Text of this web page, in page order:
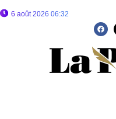
6 août 2026 06:32